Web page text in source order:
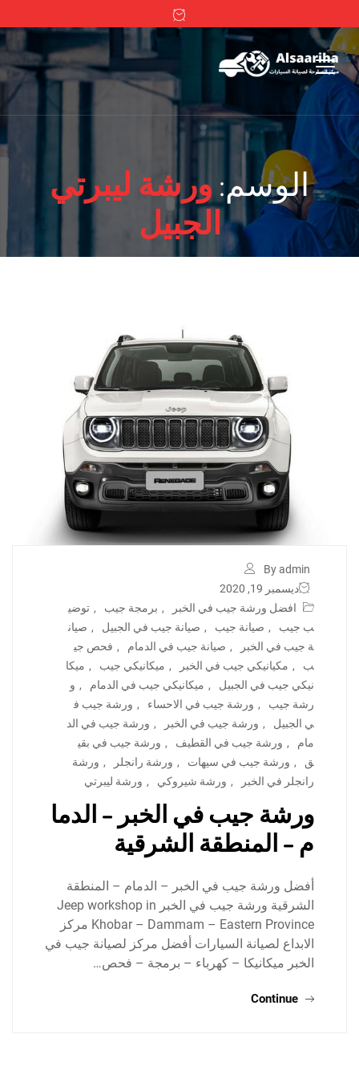
الوسم: ورشة ليبرتي
الجبيل
By admin
ديسمبر 19, 2020
افضل ورشة جيب في الخبر
, برمجة جيب , توضي
ب جيب
, صيانة جيب , صيانة جيب في الجبيل , صيان
ة جيب في الخبر
, صيانة جيب في الدمام , فحص جي
ب
, مكيانيكي جيب في الخبر , ميكانيكي جيب , ميكا
نيكي جيب في الجبيل
, ميكانيكي جيب في الدمام , و
رشة جيب
, ورشة جيب في الاحساء , ورشة جيب ف
ي الجبيل
, ورشة جيب في الخبر , ورشة جيب في الد
مام
, ورشة جيب في القطيف , ورشة جيب في بقي
ق
, ورشة جيب في سيهات , ورشة رانجلر , ورشة
رانجلر في الخبر
, ورشة شيروكي , ورشة ليبرتي
ورشة جيب في الخبر – الدما
م – المنطقة الشرقية
أفضل ورشة جيب في الخبر – الدمام – المنطقة
الشرقية ورشة جيب في الخبر Jeep workshop in
Khobar – Dammam – Eastern Province مركز
الابداع لصيانة السيارات أفضل مركز لصيانة جيب في
الخبر ميكانيكا – كهرباء – برمجة – فحص…
Continue